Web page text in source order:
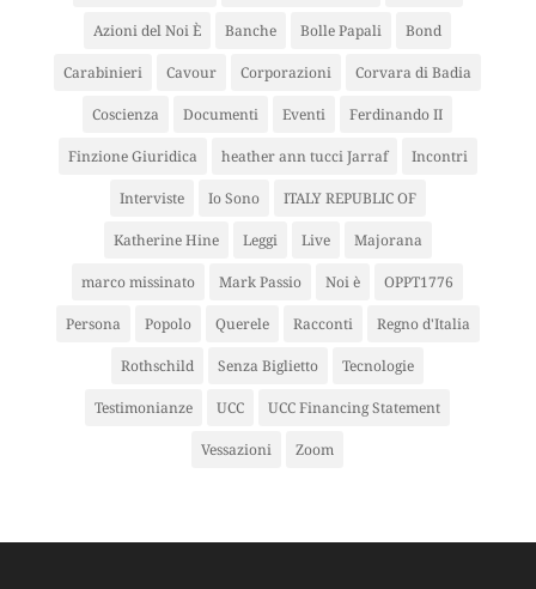
Azioni del Noi È Banche Bolle Papali Bond
Carabinieri Cavour Corporazioni Corvara di Badia
Coscienza Documenti Eventi Ferdinando II
Finzione Giuridica heather ann tucci Jarraf Incontri
Interviste Io Sono ITALY REPUBLIC OF
Katherine Hine Leggi Live Majorana
marco missinato Mark Passio Noi è OPPT1776
Persona Popolo Querele Racconti Regno d'Italia
Rothschild Senza Biglietto Tecnologie
Testimonianze UCC UCC Financing Statement
Vessazioni Zoom